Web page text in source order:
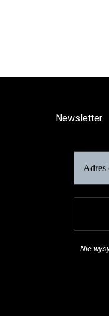
Newsletter
Nie